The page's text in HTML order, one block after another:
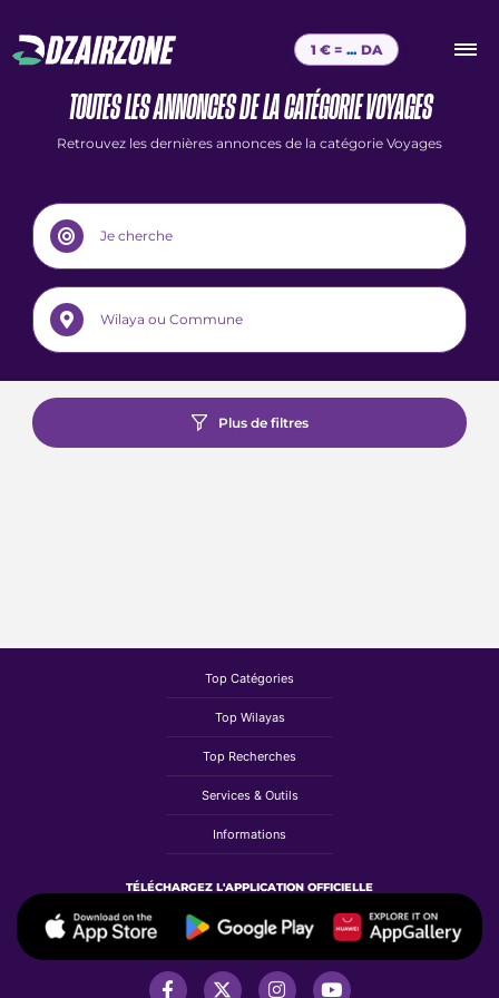
1 € = ... DA
TOUTES LES ANNONCES DE LA CATÉGORIE VOYAGES
Retrouvez les dernières annonces de la catégorie Voyages
Plus de filtres
Top Catégories
Top Wilayas
Top Recherches
Services & Outils
Informations
TÉLÉCHARGEZ L'APPLICATION OFFICIELLE